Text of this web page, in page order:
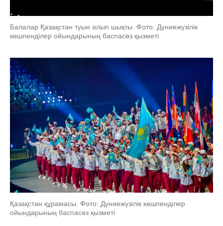
Балалар Қазақстан туын алып шықты. Фото: Дүниежүзілік
көшпенділер ойындарының баспасөз қызметі
Қазақстан құрамасы. Фото: Дүниежүзілік көшпенділер
ойындарының баспасөз қызметі